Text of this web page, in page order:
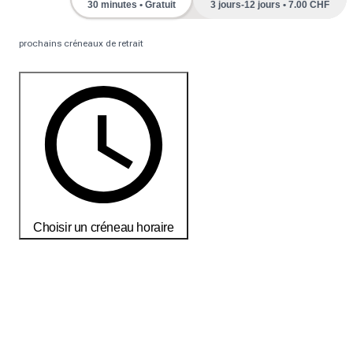
30 minutes • Gratuit 3 jours-12 jours • 7.00 CHF
prochains créneaux de retrait
Choisir un créneau horaire